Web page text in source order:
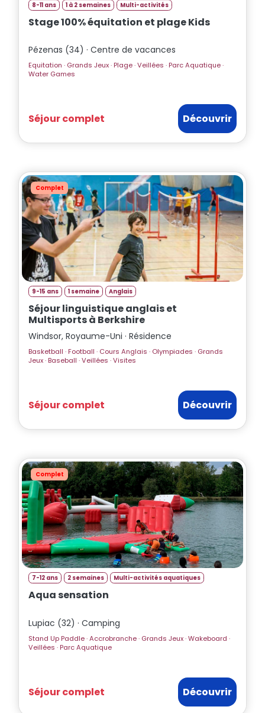
8-11 ans 1 à 2 semaines Multi-activités
Stage 100% équitation et plage Kids
Pézenas (34) · Centre de vacances
Equitation · Grands Jeux · Plage · Veillées · Parc Aquatique ·
Water Games
Séjour complet Découvrir
Complet
9-15 ans 1 semaine Anglais
Séjour linguistique anglais et
Multisports à Berkshire
Windsor, Royaume-Uni · Résidence
Basketball · Football · Cours Anglais · Olympiades · Grands
Jeux · Baseball · Veillées · Visites
Séjour complet Découvrir
Complet
7-12 ans 2 semaines Multi-activités aquatiques
Aqua sensation
Lupiac (32) · Camping
Stand Up Paddle · Accrobranche · Grands Jeux · Wakeboard ·
Veillées · Parc Aquatique
Séjour complet Découvrir